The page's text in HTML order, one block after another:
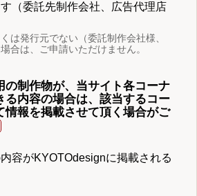
（委託先制作会社、広告代理店
は発行元でない（委託制作会社様、
合は、ご申請いただけません。
の制作物が、当サイト各コーナ
る内容の場合は、該当するコー
情報を掲載させて頂く場合がご
容がKYOTOdesignに掲載される